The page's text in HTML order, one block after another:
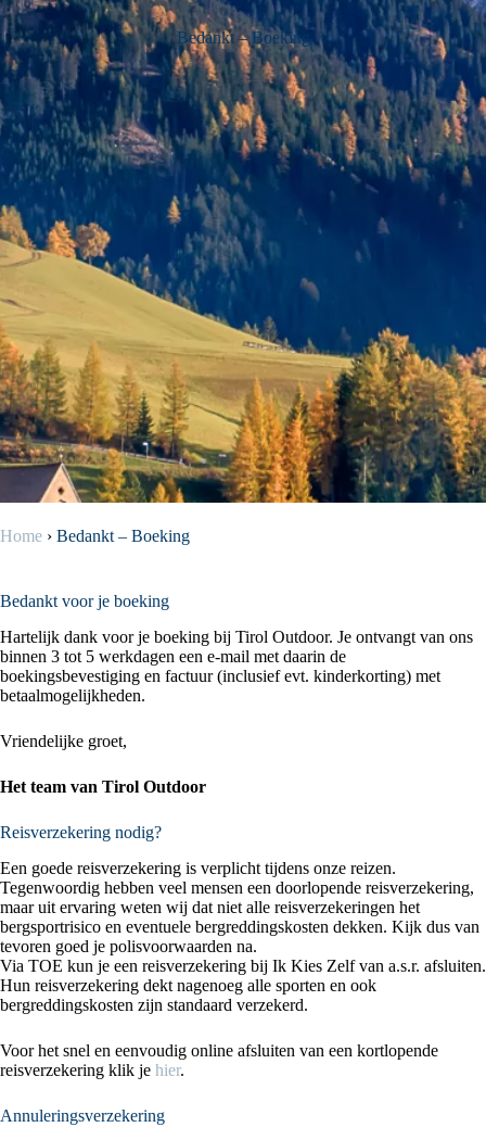
Bedankt – Boeking
Home › Bedankt – Boeking
Bedankt voor je boeking
Hartelijk dank voor je boeking bij Tirol Outdoor. Je ontvangt van ons
binnen 3 tot 5 werkdagen een e-mail met daarin de
boekingsbevestiging en factuur (inclusief evt. kinderkorting) met
betaalmogelijkheden.
Vriendelijke groet,
Het team van Tirol Outdoor
Reisverzekering nodig?
Een goede reisverzekering is verplicht tijdens onze reizen.
Tegenwoordig hebben veel mensen een doorlopende reisverzekering,
maar uit ervaring weten wij dat niet alle reisverzekeringen het
bergsportrisico en eventuele bergreddingskosten dekken. Kijk dus van
tevoren goed je polisvoorwaarden na.
Via TOE kun je een reisverzekering bij Ik Kies Zelf van a.s.r. afsluiten.
Hun reisverzekering dekt nagenoeg alle sporten en ook
bergreddingskosten zijn standaard verzekerd.
Voor het snel en eenvoudig online afsluiten van een kortlopende
reisverzekering klik je hier.
Annuleringsverzekering